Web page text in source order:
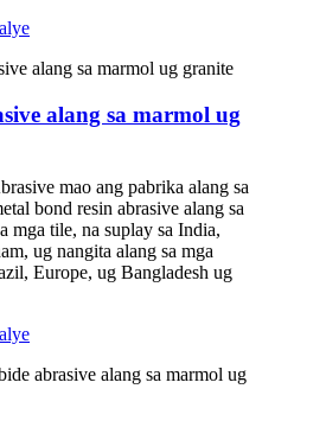
alang sa marmol ug
mao ang pabrika alang sa
bond resin abrasive alang sa
mga tile, na suplay sa India,
ug nangita alang sa mga
Europe, ug Bangladesh ug